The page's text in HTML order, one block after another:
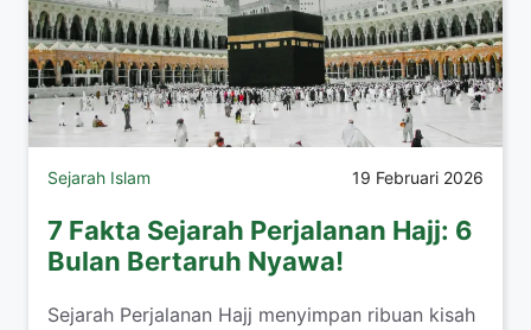
Sejarah Islam 19 Februari 2026
7 Fakta Sejarah Perjalanan Hajj: 6
Bulan Bertaruh Nyawa!
Sejarah Perjalanan Hajj menyimpan ribuan kisah